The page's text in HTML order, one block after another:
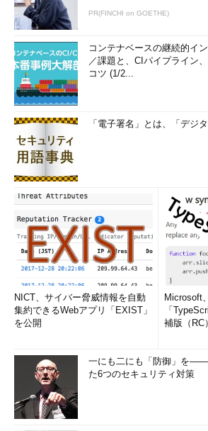
状態］というメニュー項目が存在しない場
すぐ次で述べる「
能なら有効にする
」の項目を参照して対処
［休止状態］メニューが有効になると、
できるようになる。
休止状態を実行する
電源メニューから［休止状態］を実行すると、シ
ステムの状態がディスクに保存され、電源がオフ
になる。次回起動すると、同じ状態から再開でき
る。
（1）
これは設定チャームから電源ボタンメニュ
れたメニューから［シャットダウンまたはサイン
アウト］－［休止状態］を選んでもよいし、Wind
ows 8.1 Update以降なら、スタート画面右上に表
示されている電源メニューから［休止状態］を選
んでもよい。
PR(FINCHI on GOETHE)
コンテナベースの継続的イ
／課題と、CIパイプライン
コツ (1/2...
「電子署名」とは、「デジ
NICT、サイバー脅威情報を自動
集約できるWebアプリ「EXIST」
を公開
Microsoft
「
補版（RC
一にも二にも「防御」を――
た6つのセキュリティ対策